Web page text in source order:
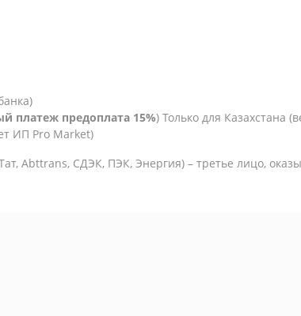
платеж предоплата 15%) Только для Казахстана
ИП Pro Market)
Abttrans, СДЭК, ПЭК, Энергия) – третье лицо,